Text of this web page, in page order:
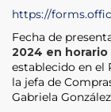
https://
Fecha de
2024 en horario
establecido en el
la jefa de
Gabriela González